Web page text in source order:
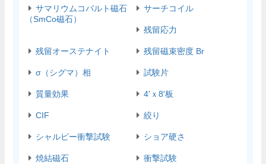
サマリウムコバルト磁石
（SmCo磁石）
サーチコイル
残留応力
残留オーステナイト 残留磁束密度 Br
σ（シグマ）相 試験片
質量効果 4'ｘ8'板
CIF 絞り
シャルピー衝撃試験 ショア硬さ
焼結磁石 衝撃試験